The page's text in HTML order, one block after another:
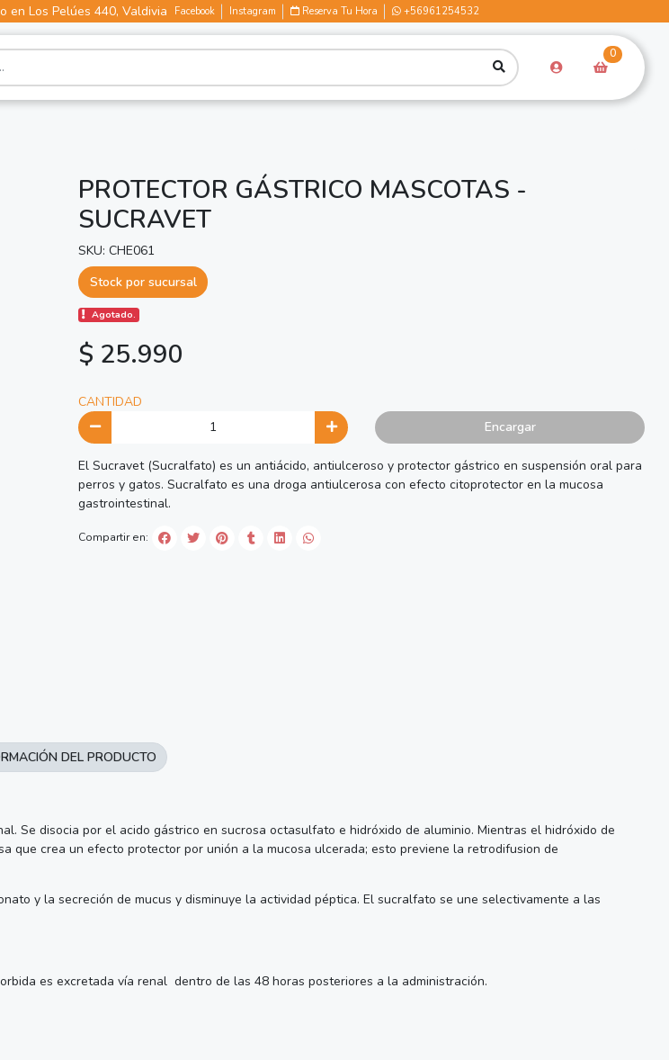
en Los Pelúes 440, Valdivia Facebook Instagram Reserva Tu Hora +56961254532
0
PROTECTOR GÁSTRICO MASCOTAS -
SUCRAVET
SKU: CHE061
Stock por sucursal
Agotado.
$ 25.990
CANTIDAD
Encargar
El Sucravet (Sucralfato) es un antiácido, antiulceroso y protector gástrico en suspensión oral para
perros y gatos. Sucralfato es una droga antiulcerosa con efecto citoprotector en la mucosa
gastrointestinal.
Compartir en:
Se disocia por el acido gástrico en sucrosa octasulfato e hidróxido de aluminio. Mientras el hidróxido de
que crea un efecto protector por unión a la mucosa ulcerada; esto previene la retrodifusion de
y la secreción de mucus y disminuye la actividad péptica. El sucralfato se une selectivamente a las
es excretada vía renal dentro de las 48 horas posteriores a la administración.
DEL PRODUCTO